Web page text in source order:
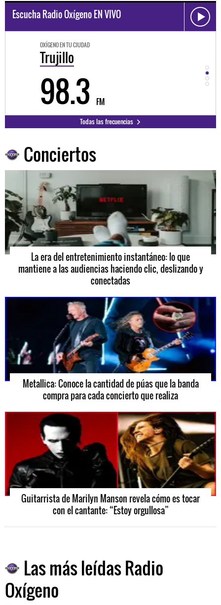
Escucha Radio Oxígeno EN VIVO
OXÍGENO EN TU CIUDAD
Trujillo
98.3 FM
Todas las frecuencias
Conciertos
La era del entretenimiento instantáneo: lo que
mantiene a las audiencias haciendo clic, deslizando y
conectadas
Metallica: Conoce la cantidad de púas que la banda
compra para cada concierto que realiza
Guitarrista de Marilyn Manson revela cómo es tocar
con el cantante: “Estoy orgullosa”
Las más leídas Radio
Oxígeno